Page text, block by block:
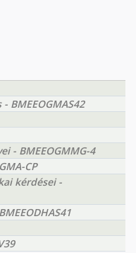
BMEEOGMAS42
- BMEEOGMMG-4
CP
kérdései -